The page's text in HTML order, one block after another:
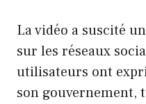
La vidéo a suscité
sur les réseaux
utilisateurs ont
son gouvernement,